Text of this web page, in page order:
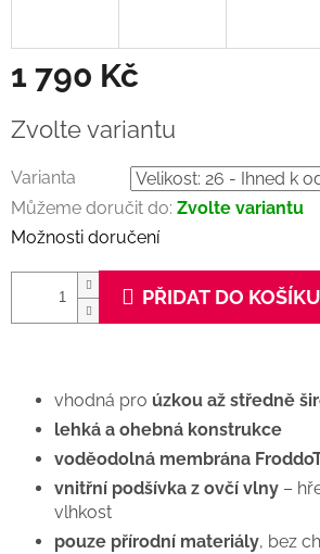
1 790 Kč
cena:
Zvolte variantu
Varianta
Můžeme doručit do: Zvolte variantu
Možnosti doručení
PŘIDAT DO KOŠÍKU
vhodná pro úzkou až středně
lehká a ohebná konstrukce
voděodolná membrána
vnitřní podšívka z ovčí vlny –
vlhkost
pouze přírodní materiály, bez